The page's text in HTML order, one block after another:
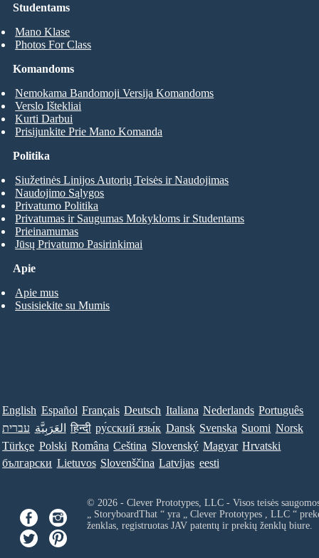
Studentams
Mano Klase
Photos For Class
Komandoms
Nemokama Bandomoji Versija Komandoms
Verslo Ištekliai
Kurti Darbui
Prisijunkite Prie Mano Komanda
Apie
Apie mus
Susisiekite su Mumis
Politika
Siužetinės Linijos Autorių Teisės ir Naudojimas
Naudojimo Sąlygos
Privatumo Politika
Privatumas ir Saugumas Mokykloms ir Studentams
Prieinamumas
Jūsų Privatumo Pasirinkimai
English Español Français Deutsch Italiana Nederlands Português
עברית العَرَبِيَّة हिन्दी ру́сский язы́к Dansk Svenska Suomi Norsk
Türkçe Polski Româna Ceština Slovenský Magyar Hrvatski
български Lietuvos Slovenščina Latvijas eesti
© 2026 - Clever Prototypes, LLC - Visos teisės
„ StoryboardThat “ yra „ Clever Prototypes , LLC“
ženklas, registruotas JAV patentų ir prekių ženklų biure.